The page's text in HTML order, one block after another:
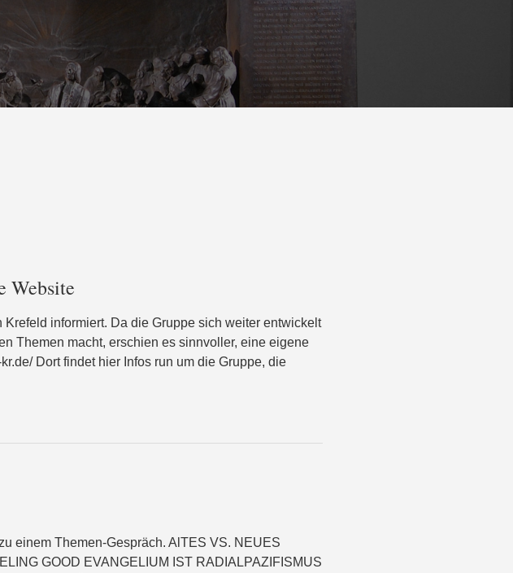
Website
informiert. Da die Gruppe sich weiter entwickelt
Themen macht, erschien es sinnvoller, eine eigene
Dort findet hier Infos run um die Gruppe, die
einem Themen-Gespräch. AlTES VS. NEUES
GOOD EVANGELIUM IST RADIALPAZIFISMUS